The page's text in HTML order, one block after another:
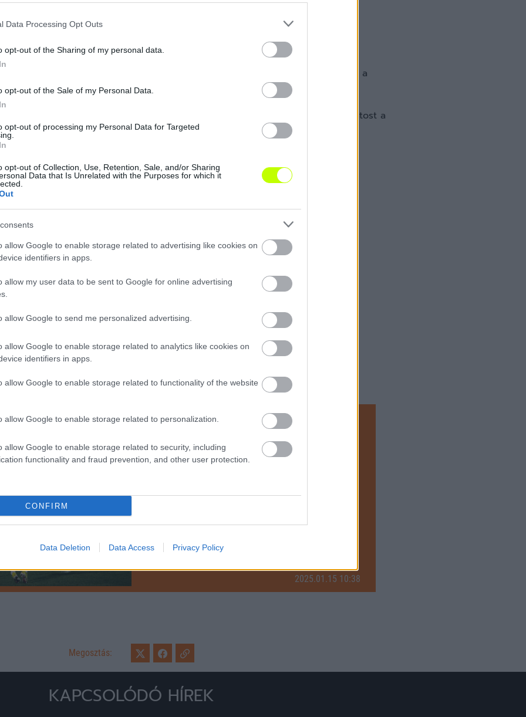
Data Processing Opt Outs
opt-out of the Sharing of my personal data.
opt-out of the Sale of my Personal Data.
opt-out of processing my Personal Data for Targeted
opt-out of Collection, Use, Retention, Sale, and/or Sharing
Data that Is Unrelated with the Purposes for which it
allow Google to enable storage related to advertising like cookies on
identifiers in apps.
allow my user data to be sent to Google for online advertising
allow Google to send me personalized advertising.
allow Google to enable storage related to analytics like cookies on
identifiers in apps.
allow Google to enable storage related to functionality of the website
allow Google to enable storage related to personalization.
allow Google to enable storage related to security, including
functionality and fraud prevention, and other user protection.
CONFIRM
Data Deletion Data Access Privacy Policy
magyar klubnál is dolgozott: többek között a Haladásnál, a Budafoknál és a
János munkáját.
arra is rávilágított, hogy a szakmai igazgató, Ágoston Zoltán váltja Matost a
Pannai László lesz.
Unmute
0%
Egykori játékosával és bosnyák gólvágóval hozták
2025.01.15 10:38
Megosztás:
KAPCSOLÓDÓ HÍREK